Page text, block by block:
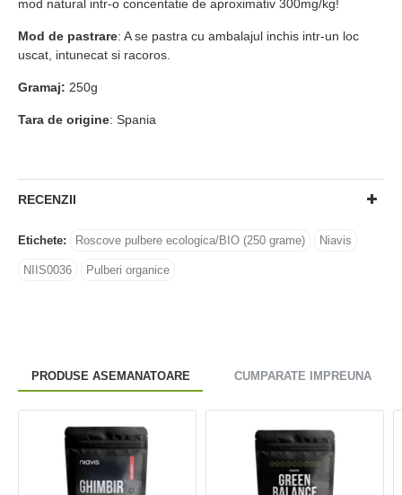
mod natural intr-o concentatie de aproximativ 300mg/kg!
Mod de pastrare: A se pastra cu ambalajul inchis intr-un loc
uscat, intunecat si racoros.
Gramaj: 250g
Tara de origine: Spania
RECENZII
Etichete: Roscove pulbere ecologica/BIO (250 grame) Niavis
NIIS0036 Pulberi organice
PRODUSE ASEMANATOARE CUMPARATE IMPREUNA